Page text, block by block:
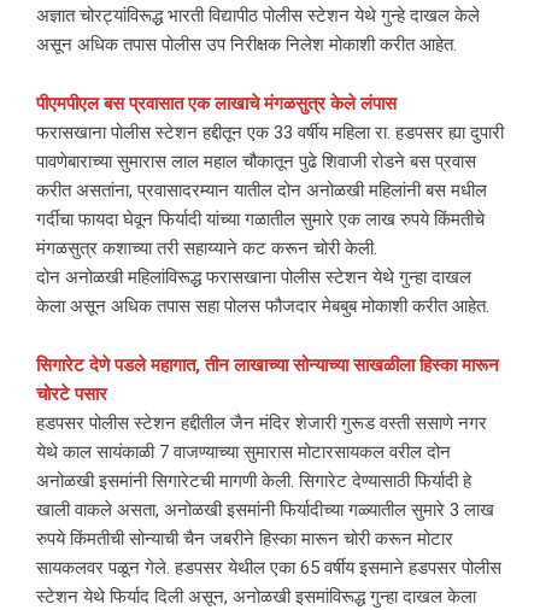
अज्ञात चोरट्यांविरूद्ध भारती विद्यापीठ पोलीस स्टेशन येथे गुन्हे दाखल केले
असून अधिक तपास पोलीस उप निरीक्षक निलेश मोकाशी करीत आहेत.
पीएमपीएल बस प्रवासात एक लाखाचे मंगळसुत्र केले लंपास
फरासखाना पोलीस स्टेशन हद्दीतून एक 33 वर्षीय महिला रा. हडपसर ह्या दुपारी
पावणेबाराच्या सुमारास लाल महाल चौकातून पुढे शिवाजी रोडने बस प्रवास
करीत असतांना, प्रवासादरम्यान यातील दोन अनोळखी महिलांनी बस मधील
गर्दीचा फायदा घेवून फिर्यादी यांच्या गळातील सुमारे एक लाख रुपये किंमतीचे
मंगळसुत्र कशाच्या तरी सहाय्याने कट करून चोरी केली.
दोन अनोळखी महिलांविरूद्ध फरासखाना पोलीस स्टेशन येथे गुन्हा दाखल
केला असून अधिक तपास सहा पोलस फौजदार मेबबुब मोकाशी करीत आहेत.
सिगारेट देणे पडले महागात, तीन लाखाच्या सोन्याच्या साखळीला हिस्का मारून
चोरटे पसार
हडपसर पोलीस स्टेशन हद्दीतील जैन मंदिर शेजारी गुरूड वस्ती ससाणे नगर
येथे काल सायंकाळी 7 वाजण्याच्या सुमारास मोटारसायकल वरील दोन
अनोळखी इसमांनी सिगारेटची मागणी केली. सिगारेट देण्यासाठी फिर्यादी हे
खाली वाकले असता, अनोळखी इसमांनी फिर्यादीच्या गळ्यातील सुमारे 3 लाख
रुपये किंमतीची सोन्याची चैन जबरीने हिस्का मारून चोरी करून मोटार
सायकलवर पळून गेले. हडपसर येथील एका 65 वर्षीय इसमाने हडपसर पोलीस
स्टेशन येथे फिर्याद दिली असून, अनोळखी इसमांविरूद्ध गुन्हा दाखल केला